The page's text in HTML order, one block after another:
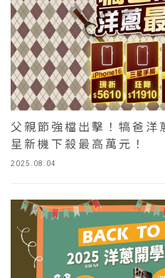
2025.08.04
父親節強檔出擊！犒爸
星新機下殺最高萬元！